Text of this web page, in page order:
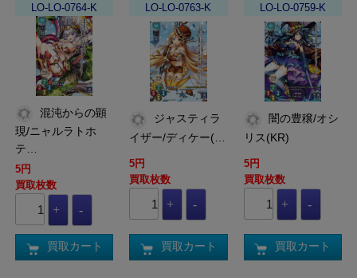
LO-LO-0764-K
現/ニャルラトホ
テ…
5円
買取枚数
買取カート
LO-LO-0763-K
イザー/ディケー(…
5円
買取枚数
買取カート
LO-LO-0759-K
リス(KR)
5円
買取枚数
買取カート